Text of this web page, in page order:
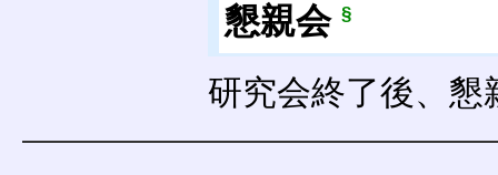
懇親会§
研究会終了後、